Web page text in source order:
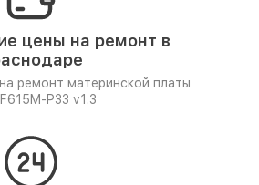
цены на ремонт в
ремонт материнской платы
P33 v1.3